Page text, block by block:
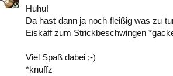
Huhu!
Da hast dann ja noch fleißig was zu
Eiskaff zum Strickbeschwingen
Viel Spaß dabei ;-)
*knuffz